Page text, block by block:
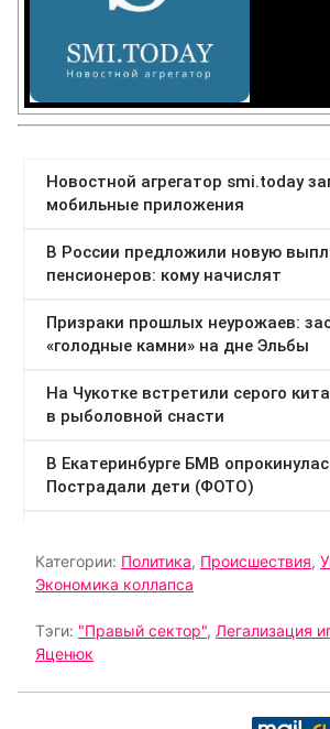
Категории: Политика, Происшествия,
Экономика коллапса
Тэги: "Правый сектор", Легализация
Яценюк